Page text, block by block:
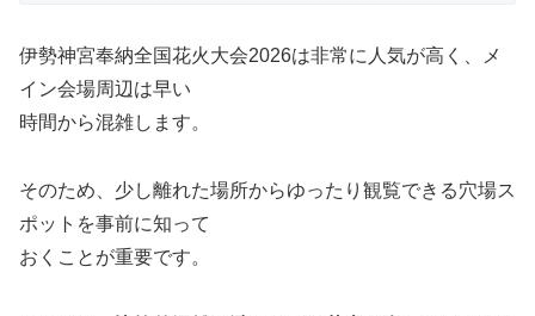
伊勢神宮奉納全国花火大会2026は非常に人気が高く、メ
イン会場周辺は早い
時間から混雑します。
そのため、少し離れた場所からゆったり観覧できる穴場ス
ポットを事前に知って
おくことが重要です。